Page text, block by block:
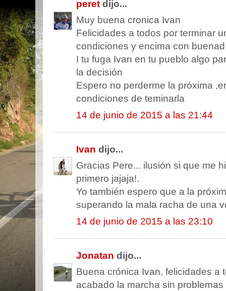
peret dijo...
Muy buena cronica Ivan
Felicidades a todos por terminar
condiciones y encima con
I tu fuga Ivan en tu pueblo algo
la decisión
Espero no perderme la próxima
condiciones de teminarla
14 de junio de 2015 a las 21:44
Ivan dijo...
Gracias Pere... ilusión si que me
primero jajaja!.
Yo también espero que a la
superando la mala racha de una
14 de junio de 2015 a las 23:10
Jonatan dijo...
Buena crónica Ivan, felicidades a
acabado la marcha sin